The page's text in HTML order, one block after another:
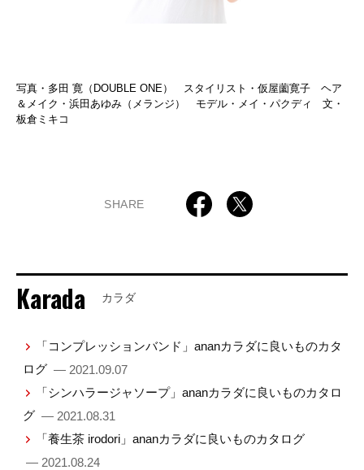
写真・多田 寛（DOUBLE ONE） スタイリスト・仮屋薗寛子 ヘア
＆メイク・浜田あゆみ（メランジ） モデル・メイ・パクディ 文・
板倉ミキコ
SHARE
Karada カラダ
「コンプレッションバンド」ananカラダに良いものカタ
ログ — 2021.09.07
「シンハラージャソープ」ananカラダに良いものカタロ
グ — 2021.08.31
「養生茶 irodori」ananカラダに良いものカタログ
— 2021.08.24